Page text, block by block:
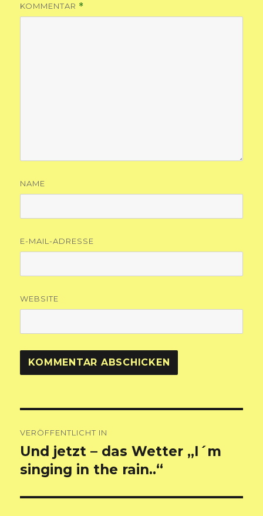
KOMMENTAR *
NAME
E-MAIL-ADRESSE
WEBSITE
VERÖFFENTLICHT IN
Und jetzt – das Wetter „I´m
singing in the rain..“